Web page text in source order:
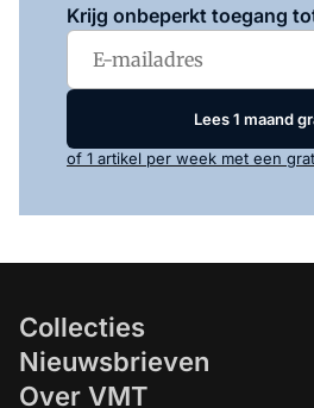
Krijg onbeperkt toegang
Lees 1 maand
of 1 artikel per week met een
Collecties
Nieuwsbrieven
Over VMT